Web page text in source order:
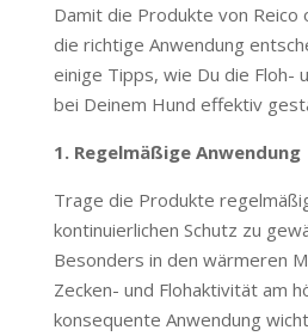
Damit die Produkte von Reico
die richtige Anwendung
einige Tipps, wie Du die Floh-
bei Deinem Hund effektiv
1. Regelmäßige Anwendung
Trage die Produkte
kontinuierlichen Schutz zu
Besonders in den wärmeren
Zecken- und Flohaktivität am
konsequente Anwendung